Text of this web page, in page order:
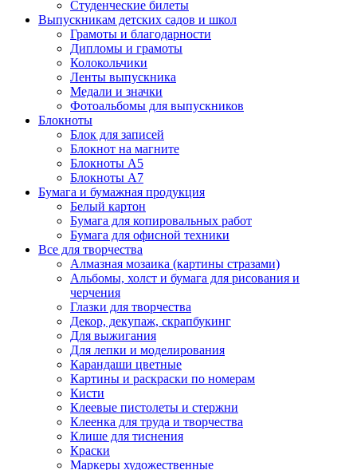
Студенческие билеты
Выпускникам детских садов и школ
Грамоты и благодарности
Дипломы и грамоты
Колокольчики
Ленты выпускника
Медали и значки
Фотоальбомы для выпускников
Блокноты
Блок для записей
Блокнот на магните
Блокноты А5
Блокноты А7
Бумага и бумажная продукция
Белый картон
Бумага для копировальных работ
Бумага для офисной техники
Все для творчества
Алмазная мозаика (картины стразами)
Альбомы, холст и бумага для рисования и
черчения
Глазки для творчества
Декор, декупаж, скрапбукинг
Для выжигания
Для лепки и моделирования
Карандаши цветные
Картины и раскраски по номерам
Кисти
Клеевые пистолеты и стержни
Клеенка для труда и творчества
Клише для тиснения
Краски
Маркеры художественные